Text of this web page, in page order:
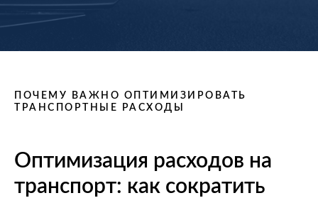
ПОЧЕМУ ВАЖНО ОПТИМИЗИРОВАТЬ
ТРАНСПОРТНЫЕ РАСХОДЫ
Оптимизация расходов на
транспорт: как сократить